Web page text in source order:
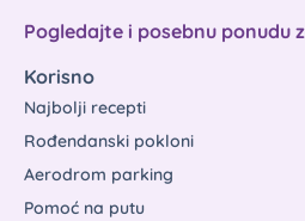
Pogledajte i posebnu ponudu
Korisno
Najbolji recepti
Rođendanski pokloni
Aerodrom parking
Pomoć na putu